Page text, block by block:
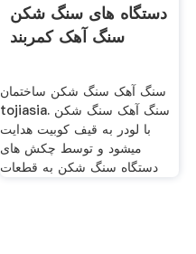
دستگاه های سنگ شکن
سنگ آهک کمربند
سنگ آهک سنگ شکن ساختمان
tojiasia. سنگ آهک سنگ شکن
با لودر به قیف کوبیت هدایت
میشود و توسط چکش های
دستگاه سنگ شکن به قطعات